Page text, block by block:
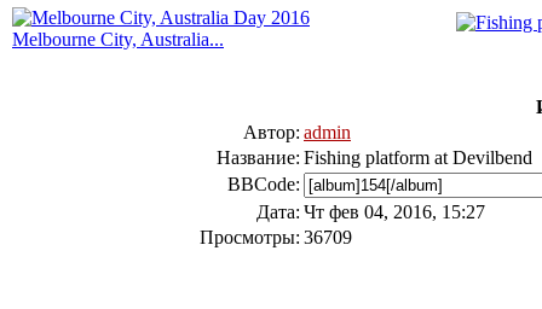
Melbourne City, Australia...
Автор: admin
Название: Fishing platform at Devilbend
BBCode:
Дата: Чт фев 04, 2016, 15:27
Просмотры: 36709